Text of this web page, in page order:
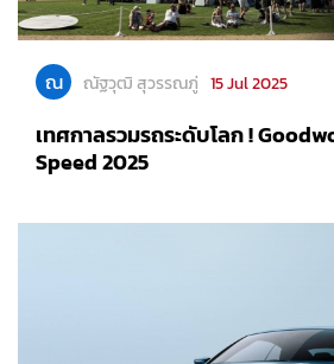
ณ ณัฐวุฒิ สุวรรณภู่ 15 Jul 2025
เทศกาลรวมรถระดับโลก !
Speed 2025